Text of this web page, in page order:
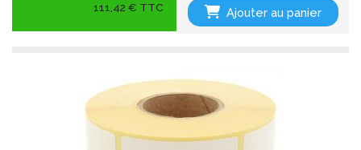
111,42 € TTC Ajouter au panier